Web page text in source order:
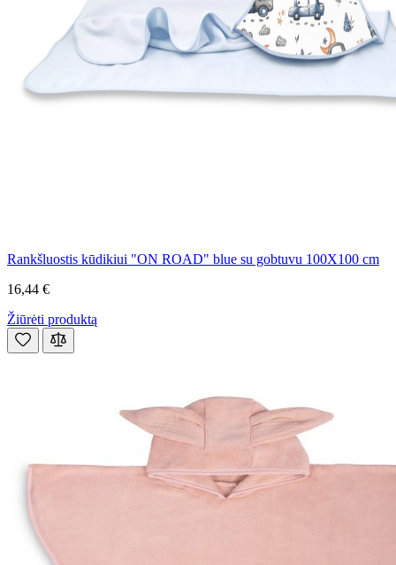
Rankšluostis kūdikiui "ON ROAD" blue su gobtuvu 100X100 cm
16,44 €
Žiūrėti produktą